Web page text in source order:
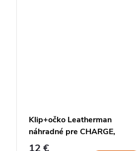
Klip+očko Leatherman
náhradné pre CHARGE,
WAVE
12 €